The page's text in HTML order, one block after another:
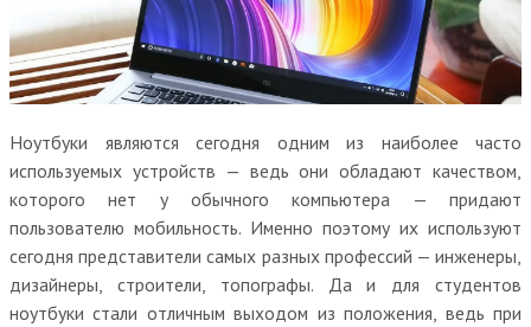
Ноутбуки являются сегодня одним из наиболее часто
используемых устройств — ведь они обладают качеством,
которого нет у обычного компьютера — придают
пользователю мобильность. Именно поэтому их используют
сегодня представители самых разных профессий — инженеры,
дизайнеры, строители, топографы. Да и для студентов
ноутбуки стали отличным выходом из положения, ведь при